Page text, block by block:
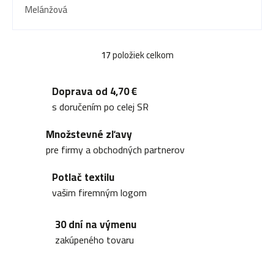
Melánžová
O
v
l
d
c
e
17položiek celkom
Doprava od 4,70 €
s doručením po celej SR
Množstevné zľavy
pre firmy a obchodných partnerov
Potlač textilu
vašim firemným logom
30 dní na výmenu
zakúpeného tovaru